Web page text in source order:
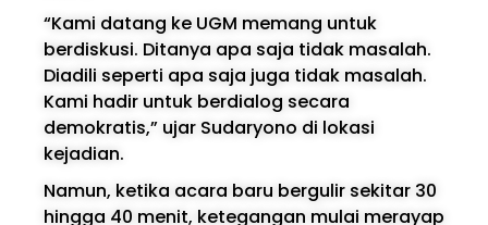
“Kami datang ke UGM memang untuk
berdiskusi. Ditanya apa saja tidak masalah.
Diadili seperti apa saja juga tidak masalah.
Kami hadir untuk berdialog secara
demokratis,” ujar Sudaryono di lokasi
kejadian.
Namun, ketika acara baru bergulir sekitar 30
hingga 40 menit, ketegangan mulai merayap